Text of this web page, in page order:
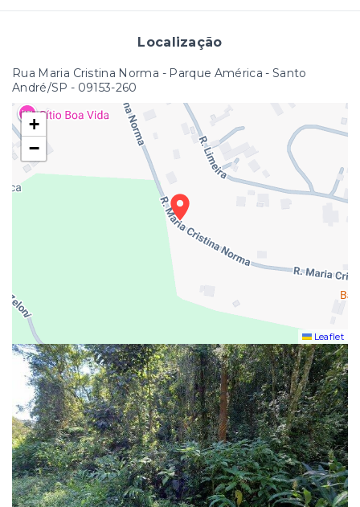
Localização
Rua Maria Cristina Norma - Parque América - Santo
André/SP - 09153-260
+
−
Leaflet